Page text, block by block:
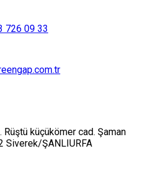
726 09 33
Rüştü küçükömer cad. Şaman
Siverek/ŞANLIURFA